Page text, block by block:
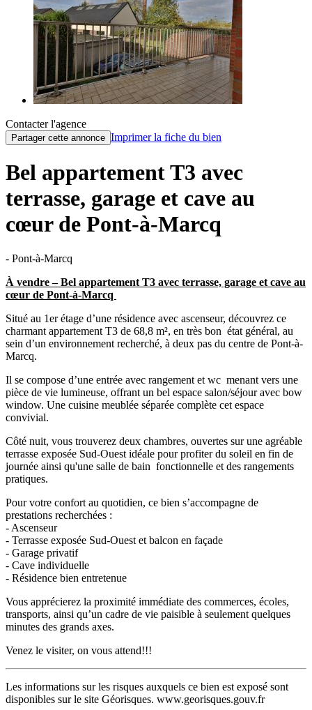
Contacter l'agence
Partager cette annonce Imprimer la fiche du bien
Bel appartement T3 avec
terrasse, garage et cave au
cœur de Pont-à-Marcq
- Pont-à-Marcq
À vendre – Bel appartement T3 avec terrasse, garage et cave au
cœur de Pont-à-Marcq
Situé au 1er étage d’une résidence avec ascenseur, découvrez ce
charmant appartement T3 de 68,8 m², en très bon état général, au
sein d’un environnement recherché, à deux pas du centre de Pont-à-
Marcq.
Il se compose d’une entrée avec rangement et wc menant vers une
pièce de vie lumineuse, offrant un bel espace salon/séjour avec bow
window. Une cuisine meublée séparée complète cet espace
convivial.
Côté nuit, vous trouverez deux chambres, ouvertes sur une agréable
terrasse exposée Sud-Ouest idéale pour profiter du soleil en fin de
journée ainsi qu'une salle de bain fonctionnelle et des rangements
pratiques.
Pour votre confort au quotidien, ce bien s’accompagne de
prestations recherchées :
- Ascenseur
- Terrasse exposée Sud-Ouest et balcon en façade
- Garage privatif
- Cave individuelle
- Résidence bien entretenue
Vous apprécierez la proximité immédiate des commerces, écoles,
transports, ainsi qu’un cadre de vie paisible à seulement quelques
minutes des grands axes.
Venez le visiter, on vous attend!!!
Les informations sur les risques auxquels ce bien est exposé sont
disponibles sur le site Géorisques. www.georisques.gouv.fr